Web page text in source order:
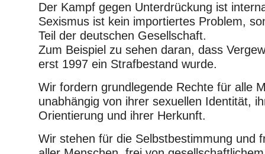
Der Kampf gegen Unterdrückung ist
Sexismus ist kein importiertes Problem,
Teil der deutschen Gesellschaft.
Zum Beispiel zu sehen daran, dass
erst 1997 ein Strafbestand wurde.
Wir fordern grundlegende Rechte für alle
unabhängig von ihrer sexuellen Identität,
Orientierung und ihrer Herkunft.
Wir stehen für die Selbstbestimmung und